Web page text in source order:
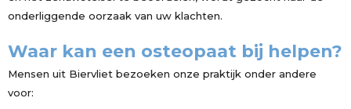
onderliggende oorzaak van uw klachten.
Waar kan een osteopaat bij helpen?
Mensen uit Biervliet bezoeken onze praktijk onder andere
voor: